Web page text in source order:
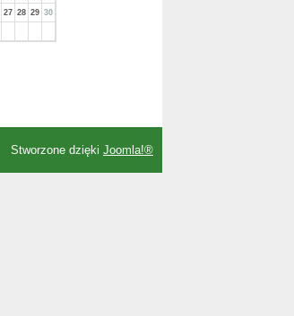
27 28 29 30
Stworzone dzięki Joomla!®